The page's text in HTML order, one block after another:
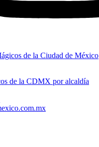
de la Ciudad de México
de la CDMX por alcaldía